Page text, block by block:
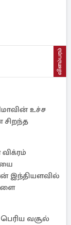
விளம்பரம்
உச்ச
சிறந்த
இந்தியளவில்
வசூல்